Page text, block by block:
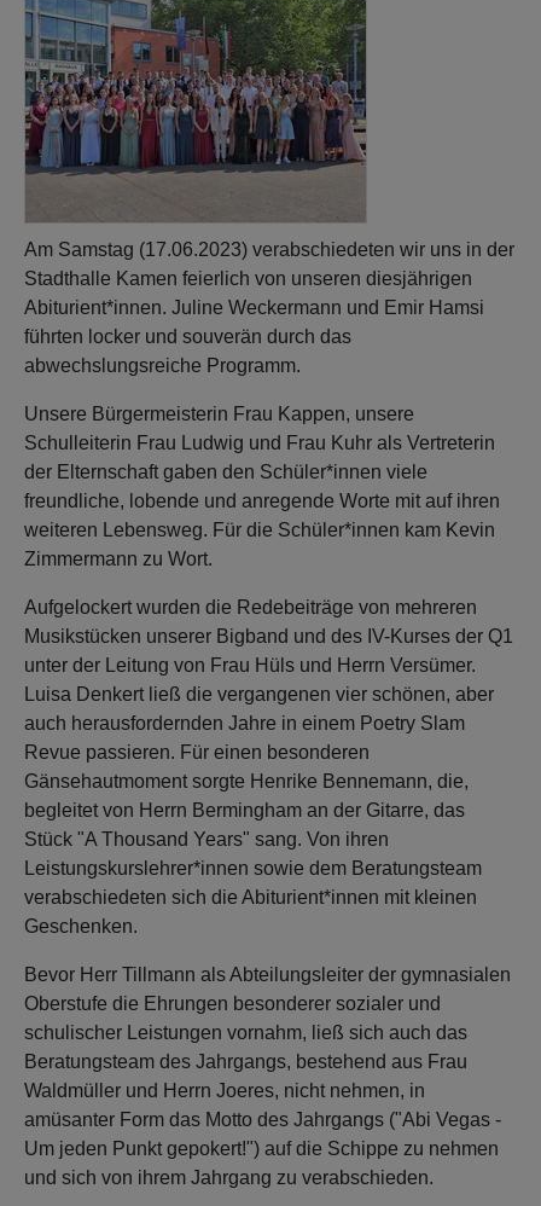
Am Samstag (17.06.2023) verabschiedeten wir uns in der
Stadthalle Kamen feierlich von unseren diesjährigen
Abiturient*innen. Juline Weckermann und Emir Hamsi
führten locker und souverän durch das
abwechslungsreiche Programm.
Unsere Bürgermeisterin Frau Kappen, unsere
Schulleiterin Frau Ludwig und Frau Kuhr als Vertreterin
der Elternschaft gaben den Schüler*innen viele
freundliche, lobende und anregende Worte mit auf ihren
weiteren Lebensweg. Für die Schüler*innen kam Kevin
Zimmermann zu Wort.
Aufgelockert wurden die Redebeiträge von mehreren
Musikstücken unserer Bigband und des IV-Kurses der Q1
unter der Leitung von Frau Hüls und Herrn Versümer.
Luisa Denkert ließ die vergangenen vier schönen, aber
auch herausfordernden Jahre in einem Poetry Slam
Revue passieren. Für einen besonderen
Gänsehautmoment sorgte Henrike Bennemann, die,
begleitet von Herrn Bermingham an der Gitarre, das
Stück "A Thousand Years" sang. Von ihren
Leistungskurslehrer*innen sowie dem Beratungsteam
verabschiedeten sich die Abiturient*innen mit kleinen
Geschenken.
Bevor Herr Tillmann als Abteilungsleiter der gymnasialen
Oberstufe die Ehrungen besonderer sozialer und
schulischer Leistungen vornahm, ließ sich auch das
Beratungsteam des Jahrgangs, bestehend aus Frau
Waldmüller und Herrn Joeres, nicht nehmen, in
amüsanter Form das Motto des Jahrgangs ("Abi Vegas -
Um jeden Punkt gepokert!") auf die Schippe zu nehmen
und sich von ihrem Jahrgang zu verabschieden.